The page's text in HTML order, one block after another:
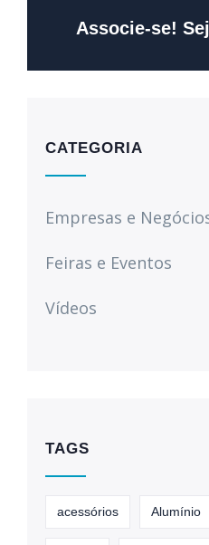
Associe-se!
CATEGORIA
Empresas e
Feiras e Eventos
Vídeos
TAGS
acessórios Alumínio